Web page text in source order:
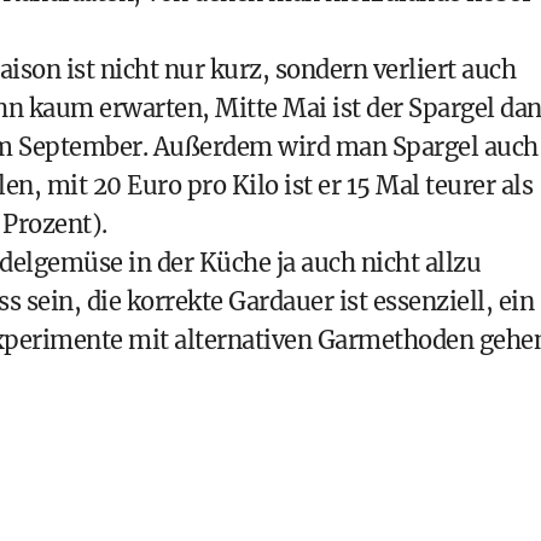
ist nicht nur kurz, sondern verliert auch
kaum erwarten, Mitte Mai ist der Spargel
Außerdem wird man Spargel auch
mit 20 Euro pro Kilo ist er 15 Mal teurer als
in der Küche ja auch nicht allzu
sein, die korrekte Gardauer ist essenziell, ein
mit alternativen Garmethoden